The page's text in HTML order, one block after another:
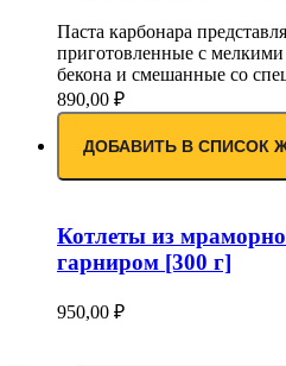
Паста карбонара
приготовленные с
бекона и смешанные со
890,00 ₽
ДОБАВИТЬ В СПИСОК
Котлеты из
гарниром [300 г]
950,00 ₽